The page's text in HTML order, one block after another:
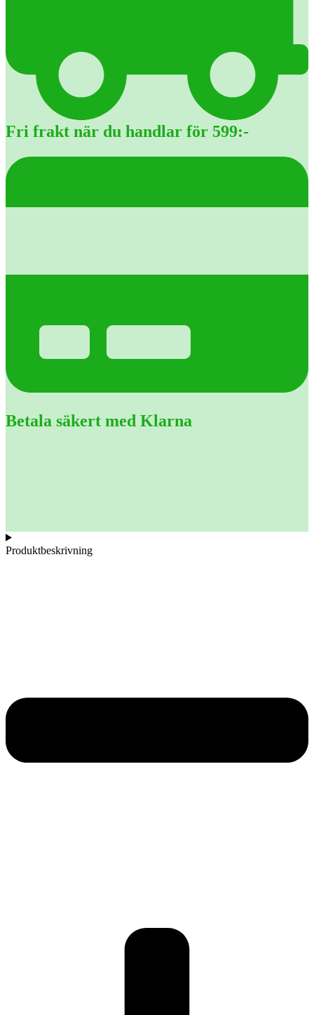
Fri frakt när du handlar för 599:-
Betala säkert med Klarna
Produktbeskrivning